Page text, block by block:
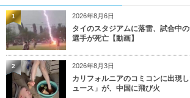
2026年8月6日
タイのスタジアムに落雷、試合中
選手が死亡【動画】
1
2026年8月3日
カリフォルニアのコミコンに出現
ュース」が、中国に飛び火
2